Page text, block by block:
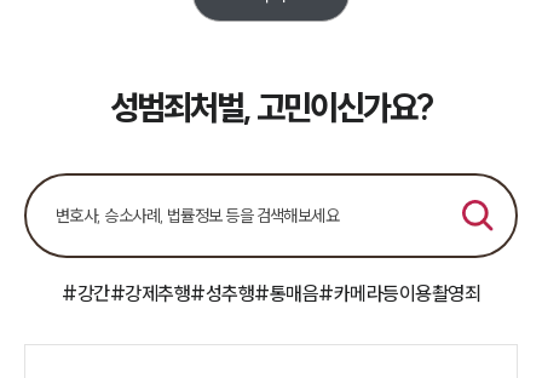
업무분야
전체
구성원 소개
성범죄전문변호사
소식/자료
성범죄처벌, 고민이신가요?
#강간#강제추행#성추행#통매음#카메라등이용촬영죄